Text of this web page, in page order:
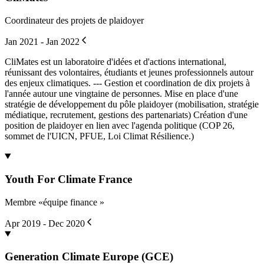
Coordinateur des projets de plaidoyer
Jan 2021 - Jan 2022
CliMates est un laboratoire d'idées et d'actions international,
réunissant des volontaires, étudiants et jeunes professionnels autour
des enjeux climatiques. --- Gestion et coordination de dix projets à
l'année autour une vingtaine de personnes. Mise en place d'une
stratégie de développement du pôle plaidoyer (mobilisation, stratégie
médiatique, recrutement, gestions des partenariats) Création d'une
position de plaidoyer en lien avec l'agenda politique (COP 26,
sommet de l'UICN, PFUE, Loi Climat Résilience.)
Youth For Climate France
Membre «équipe finance »
Apr 2019 - Dec 2020
Generation Climate Europe (GCE)